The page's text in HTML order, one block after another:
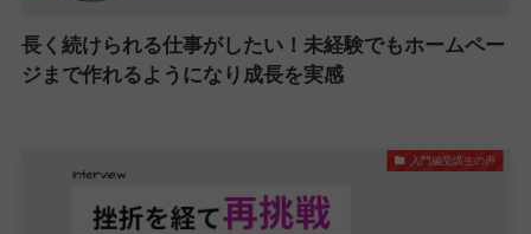
長く続けられる仕事がしたい！未経験でもホームペー
ジまで作れるようになり成長を実感
入門編受講生の声